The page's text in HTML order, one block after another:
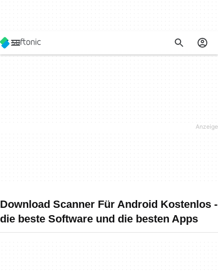
Download Scanner Für Android Kostenlos -
die beste Software und die besten Apps